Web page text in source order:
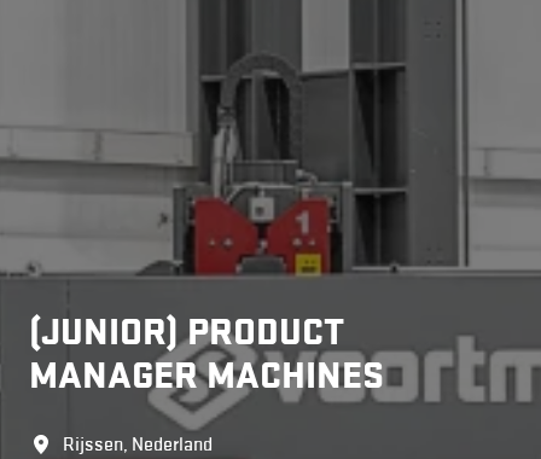
(JUNIOR) PRODUCT
MANAGER MACHINES
Rijssen, Nederland